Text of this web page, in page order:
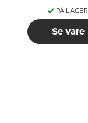
PÅ LAGER
Se vare